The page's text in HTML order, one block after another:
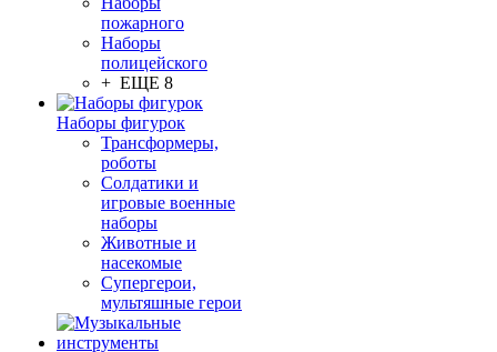
пожарного
Наборы
полицейского
+ ЕЩЕ 8
Наборы фигурок
Трансформеры,
роботы
Солдатики и
игровые военные
наборы
Животные и
насекомые
Супергерои,
мультяшные герои